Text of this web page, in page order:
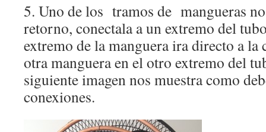
5. Uno de los tramos de mangueras
retorno, conectala a un extremo del
extremo de la manguera ira directo a la
otra manguera en el otro extremo del
siguiente imagen nos muestra como
conexiones.